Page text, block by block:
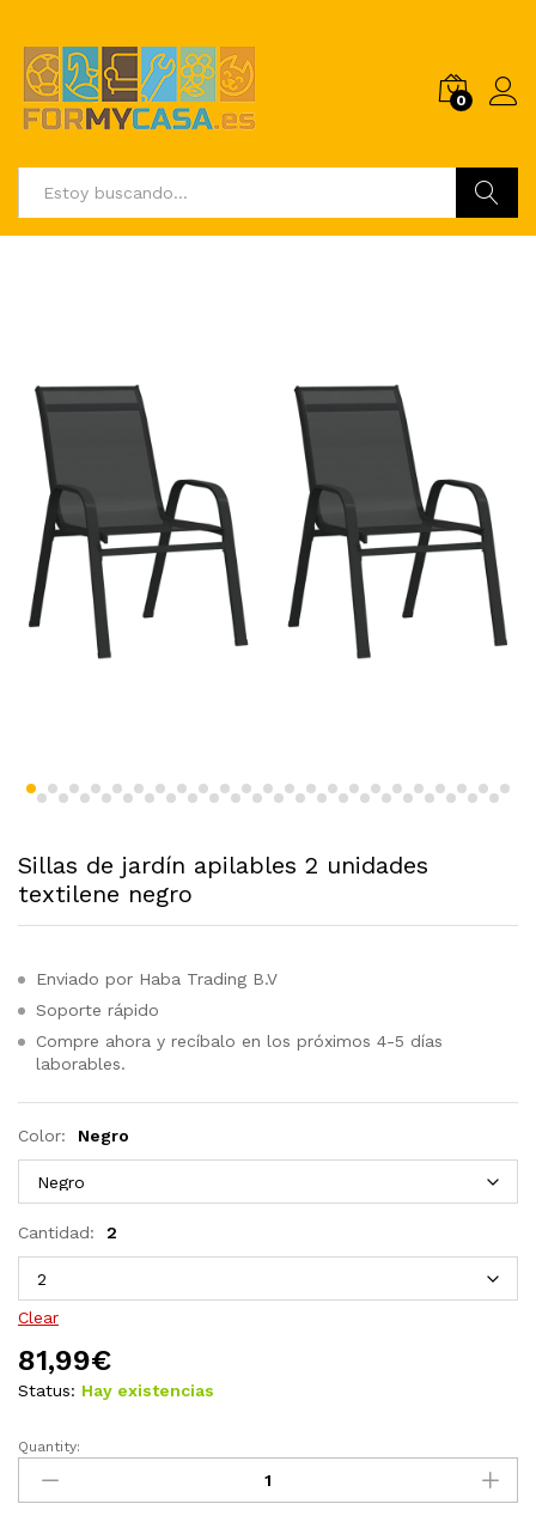
0
Sillas de jardín apilables 2 unidades
textilene negro
Enviado por Haba Trading B.V
Soporte rápido
Compre ahora y recíbalo en los próximos 4-5 días
laborables.
Color: Negro
Cantidad: 2
Clear
81,99€
Status: Hay existencias
Sillas
jardín
Quantity: